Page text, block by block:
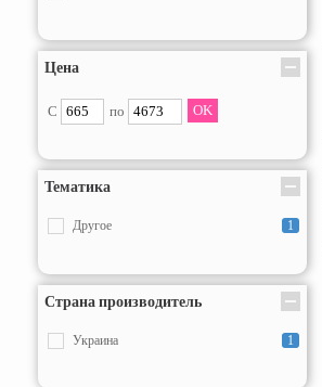
Цена
С по
Тематика
Другое 1
Страна производитель
Украина 1